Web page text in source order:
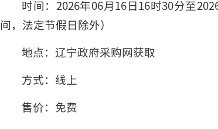
时间：2026年06月16日16时30分至
间，法定节假日除外）
地点：辽宁政府采购网获取
方式：线上
售价：免费